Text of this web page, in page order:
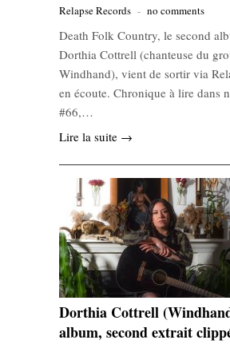
Relapse Records - no comments
Death Folk Country, le second
Dorthia Cottrell (chanteuse du
Windhand), vient de sortir via
en écoute. Chronique à lire dans
#66,…
Lire la suite →
Dorthia Cottrell
album, second extrait